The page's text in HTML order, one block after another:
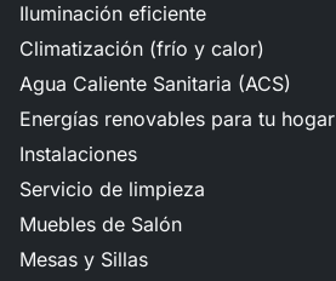
Iluminación eficiente
Climatización (frío y calor)
Agua Caliente Sanitaria (ACS)
Energías renovables para tu hogar
Instalaciones
Servicio de limpieza
Muebles de Salón
Mesas y Sillas